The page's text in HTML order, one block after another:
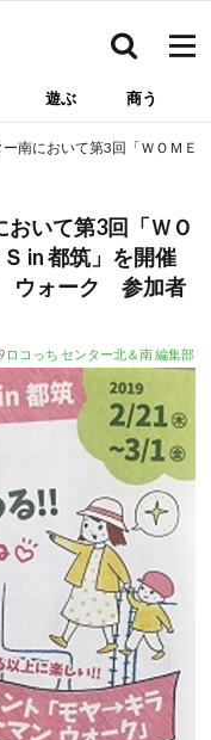
遊ぶ 商う
ー南において第3回「ＷＯ
いて第3回「ＷＯ
in 都筑」を開催
ウォーク 参加者
ロコっち センター北＆南 編集部